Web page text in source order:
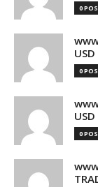
0
USD
0
USD
0